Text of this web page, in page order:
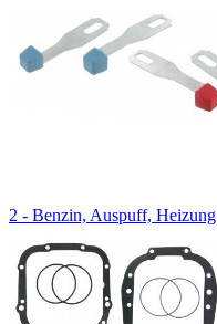
2 - Benzin, Auspuff, Heizung